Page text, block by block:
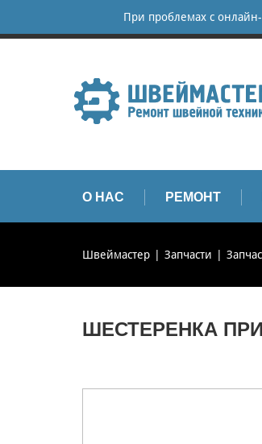
При проблемах с
О НАС РЕМОНТ
Швеймастер Запчасти
ШЕСТЕРЕНКА